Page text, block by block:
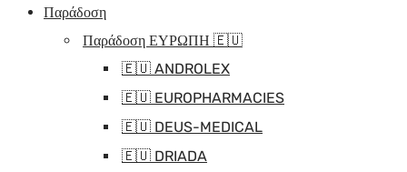
Παράδοση
Παράδοση ΕΥΡΩΠΗ 🇪🇺
🇪🇺 ANDROLEX
🇪🇺 EUROPHARMACIES
🇪🇺 DEUS-MEDICAL
🇪🇺 DRIADA